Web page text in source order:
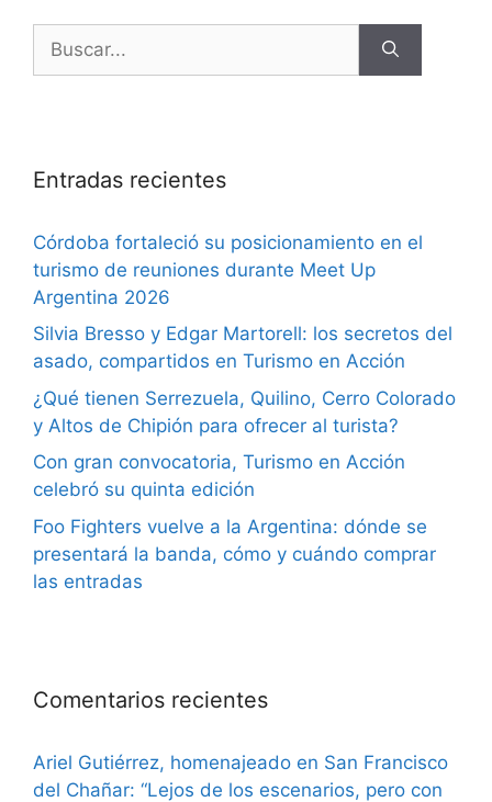
Entradas recientes
Córdoba fortaleció su posicionamiento en el
turismo de reuniones durante Meet Up
Argentina 2026
Silvia Bresso y Edgar Martorell: los secretos del
asado, compartidos en Turismo en Acción
¿Qué tienen Serrezuela, Quilino, Cerro Colorado
y Altos de Chipión para ofrecer al turista?
Con gran convocatoria, Turismo en Acción
celebró su quinta edición
Foo Fighters vuelve a la Argentina: dónde se
presentará la banda, cómo y cuándo comprar
las entradas
Comentarios recientes
Ariel Gutiérrez, homenajeado en San Francisco
del Chañar: “Lejos de los escenarios, pero con